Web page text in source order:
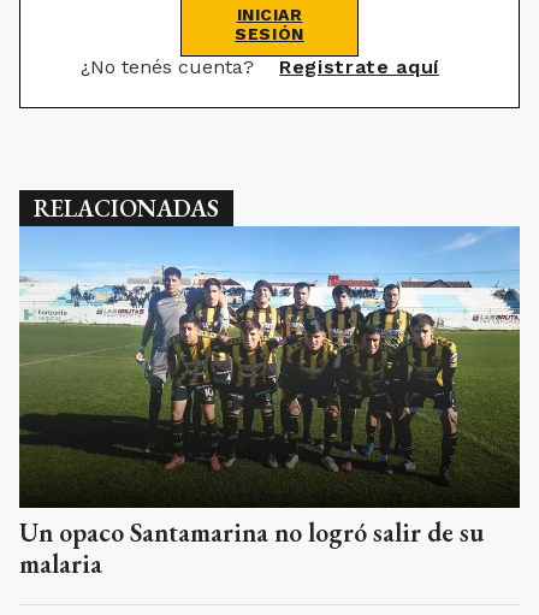
INICIAR
SESIÓN
¿No tenés cuenta? Registrate aquí
RELACIONADAS
Un opaco Santamarina no logró salir de su
malaria